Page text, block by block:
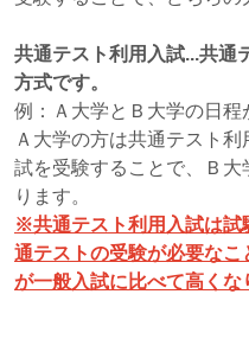
共通テスト利用入試...共通
方式です。
例：Ａ大学とＢ大学の日程
Ａ大学の方は共通テスト
試を受験することで、Ｂ
ります。
※共通テスト利用入試は試
通テストの受験が必要な
が一般入試に比べて高くな